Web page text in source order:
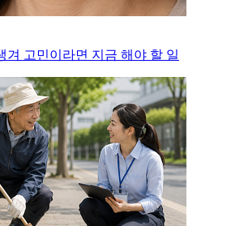
겨 고민이라면 지금 해야 할 일